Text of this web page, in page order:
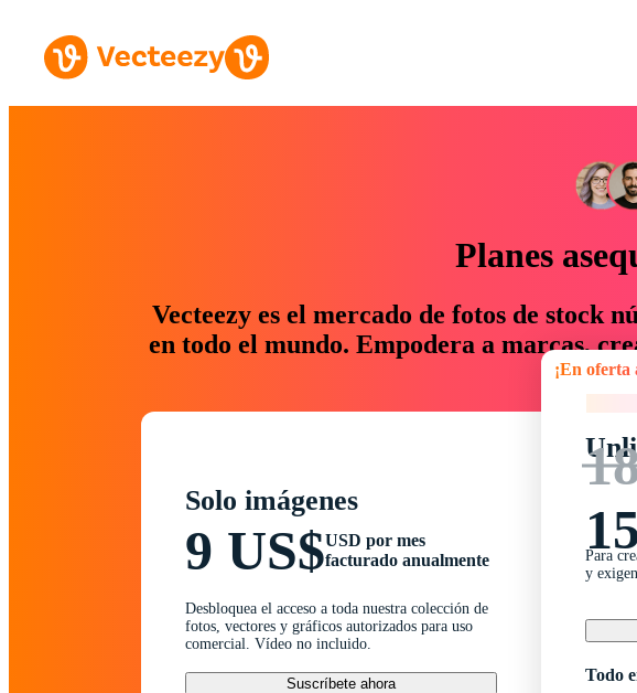
Planes
Vecteezy es el mercado de fotos de stock
en todo el mundo. Empodera a marcas,
un 76
Solo imágenes
9 US$USD por mes
facturado anualmente
Desbloquea el acceso a toda nuestra colección de
fotos, vectores y gráficos autorizados para uso
comercial. Vídeo no incluido.
Suscríbete ahora
¡En oferta
Para
y
Todo